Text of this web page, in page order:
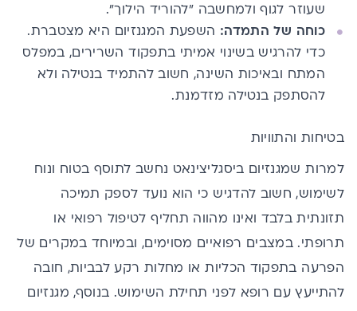
שעוזר לגוף ולמחשבה "להוריד הילוך".
כוחה של התמדה: השפעת המגנזיום היא מצטברת.
כדי להרגיש בשינוי אמיתי בתפקוד השרירים, במפלס
המתח ובאיכות השינה, חשוב להתמיד בנטילה ולא
להסתפק בנטילה מזדמנת.
בטיחות והתוויות
למרות שמגנזיום ביסגליצינאט נחשב לתוסף בטוח ונוח
לשימוש, חשוב להדגיש כי הוא נועד לספק תמיכה
תזונתית בלבד ואינו מהווה תחליף לטיפול רפואי או
תרופתי. במצבים רפואיים מסוימים, ובמיוחד במקרים של
הפרעה בתפקוד הכליות או מחלות רקע לבביות, חובה
להתייעץ עם רופא לפני תחילת השימוש. בנוסף, מגנזיום